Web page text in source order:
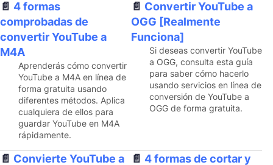
4 formas
comprobadas de
convertir YouTube a
M4A
Aprenderás cómo convertir
YouTube a M4A en línea de
forma gratuita usando
diferentes métodos. Aplica
cualquiera de ellos para
guardar YouTube en M4A
rápidamente.
Convertir YouTube a
OGG [Realmente
Funciona]
Si deseas convertir YouTube
a OGG, consulta esta guía
para saber cómo hacerlo
usando servicios en línea de
conversión de YouTube a
OGG de forma gratuita.
Convierte YouTube a
4 formas de cortar y